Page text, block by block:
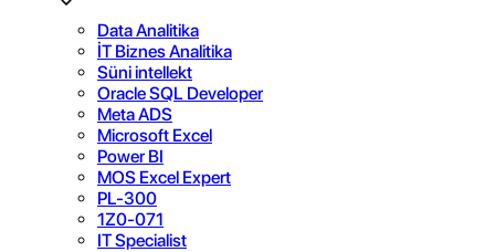
Data Analitika
İT Biznes Analitika
Süni intellekt
Oracle SQL Developer
Meta ADS
Microsoft Excel
Power BI
MOS Excel Expert
PL-300
1Z0-071
IT Specialist